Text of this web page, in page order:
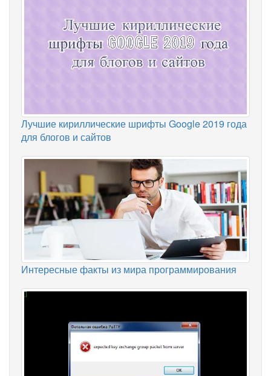
Лучшие кириллические шрифты Google 2019 года
для блогов и сайтов
Интересные факты из мира программирования